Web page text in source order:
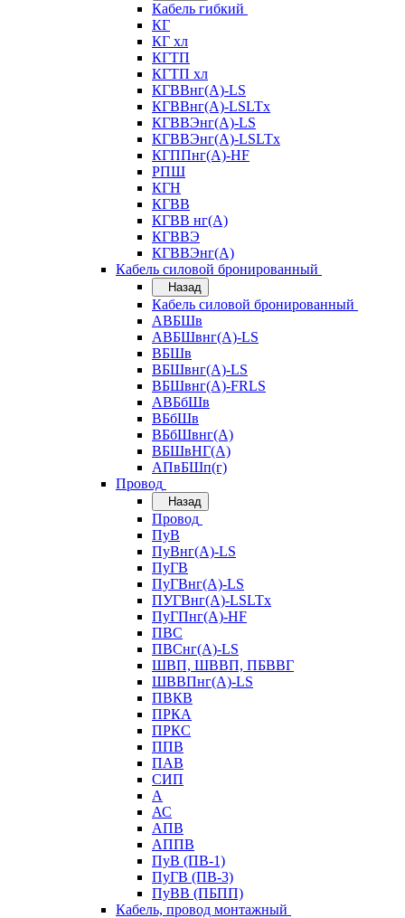
Кабель гибкий
КГ
КГ хл
КГТП
КГТП хл
КГВВнг(А)-LS
КГВВнг(А)-LSLTx
КГВВЭнг(А)-LS
КГВВЭнг(А)-LSLTx
КГППнг(А)-HF
РПШ
КГН
КГВВ
КГВВ нг(А)
КГВВЭ
КГВВЭнг(А)
Кабель силовой бронированный
Назад
Кабель силовой бронированный
АВБШв
АВБШвнг(А)-LS
ВБШв
ВБШвнг(А)-LS
ВБШвнг(А)-FRLS
АВБбШв
ВБбШв
ВБбШвнг(А)
ВБШвНГ(А)
АПвБШп(г)
Провод
Назад
Провод
ПуВ
ПуВнг(А)-LS
ПуГВ
ПуГВнг(А)-LS
ПУГВнг(А)-LSLTx
ПуГПнг(А)-HF
ПВС
ПВСнг(А)-LS
ШВП, ШВВП, ПБВВГ
ШВВПнг(А)-LS
ПВКВ
ПРКА
ПРКС
ППВ
ПАВ
СИП
А
АС
АПВ
АППВ
ПуВ (ПВ-1)
ПуГВ (ПВ-3)
ПуВВ (ПБПП)
Кабель, провод монтажный